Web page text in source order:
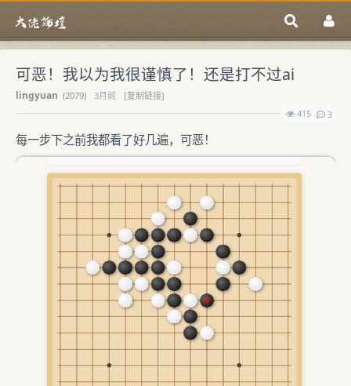
可恶！我以为我很谨慎了！还是打不过ai
lingyuan (2079) 3月前
[复制链接]
415
3
每一步下之前我都看了好几遍，可恶！